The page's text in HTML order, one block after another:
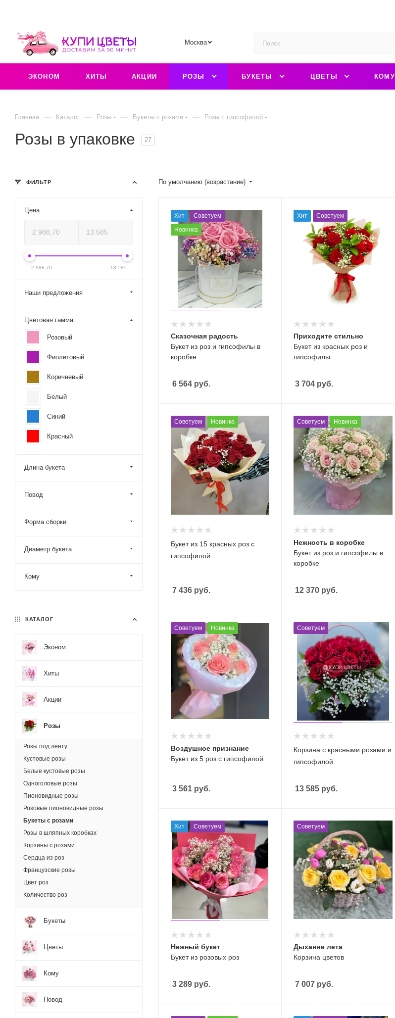
Москва
ЭКОНОМ ХИТЫ АКЦИИ РОЗЫ БУКЕТЫ ЦВЕТЫ КОМУ
Главная — Каталог — Розы — Букеты с розами — Розы с гипсофилой
Розы в упаковке 27
По умолчанию (возрастание)
Хит
Советуем
Новинка
Букет из роз и гипсофилы в
коробке
Сказочная радость
6 564 руб.
Хит Советуем
Букет из красных роз и
гипсофилы
Приходите стильно
3 704 руб.
Советуем Новинка
Букет из 15 красных роз с
гипсофилой
7 436 руб.
Советуем Новинка
Букет из роз и гипсофилы в
коробке
Нежность в коробке
12 370 руб.
Советуем Новинка
Букет из 5 роз с гипсофилой
Воздушное признание
3 561 руб.
Советуем
Корзина с красными розами и
гипсофилой
13 585 руб.
Хит Советуем
Букет из розовых роз
Нежный букет
3 289 руб.
Советуем
Корзина цветов
Дыхание лета
7 007 руб.
КАТАЛОГ
Эконом
Хиты
Акции
Розы
Розы под ленту
Кустовые розы
Белые кустовые розы
Одноголовые розы
Пионовидные розы
Розовые пионовидные розы
Букеты с розами
Розы в шляпных коробках
Корзины с розами
Сердца из роз
Французские розы
Цвет роз
Количество роз
Букеты
Цветы
Кому
Повод
ФИЛЬТР
Цена
2 988,70 13 585
Наши предложения
Цветовая гамма
Розовый
Фиолетовый
Коричневый
Белый
Синий
Красный
Длина букета
Повод
Форма сборки
Диаметр букета
Кому